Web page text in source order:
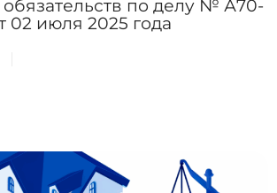
по делу № А70-
02 июля 2025 года